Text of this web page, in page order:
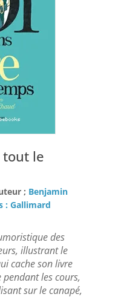
tout le
; Benjamin
: Gallimard
des
illustrant le
cache son livre
les cours,
sur le canapé,